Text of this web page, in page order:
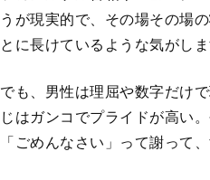
そのためにも、延期にはなり
ですね（その後、プロジェク
〜コロナノコロ〜
」を8月に